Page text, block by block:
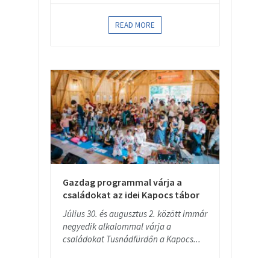
READ MORE
Gazdag programmal várja a
családokat az idei Kapocs tábor
Július 30. és augusztus 2. között immár
negyedik alkalommal várja a
családokat Tusnádfürdőn a Kapocs...